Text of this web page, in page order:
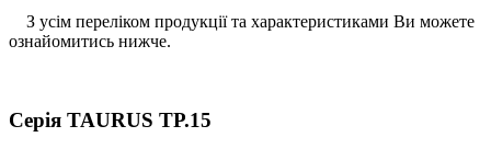
З усім переліком продукції та характеристиками Ви можете
ознайомитись нижче.
Серія TAURUS TP.15